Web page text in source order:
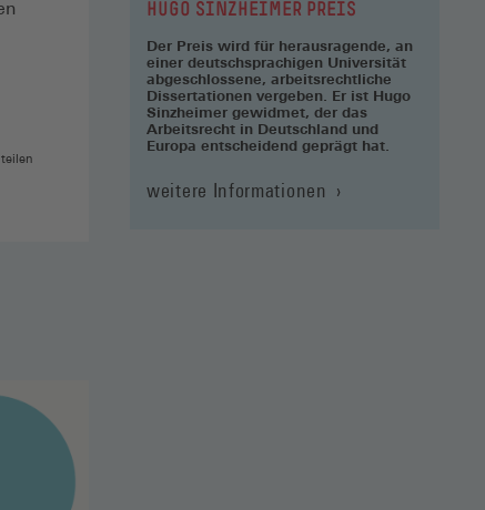
teilen
HUGO SINZHEIMER PREIS
Der Preis wird für herausragende, an
einer deutschsprachigen Universität
abgeschlossene, arbeitsrechtliche
Dissertationen vergeben. Er ist Hugo
Sinzheimer gewidmet, der das
Arbeitsrecht in Deutschland und
Europa entscheidend geprägt hat.
weitere Informationen